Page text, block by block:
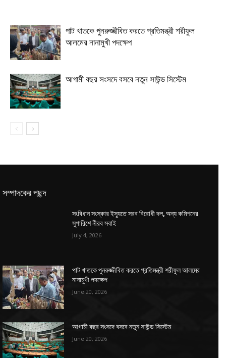
পাট খাতকে পুনরুজ্জীবিত করতে প্রতিমন্ত্রী শরীফুল
আলমের নানামুখী পদক্ষেপ
আগামী বছর সংসদে বসবে নতুন সাউন্ড সিস্টেম
সম্পাদকের পছন্দ
সংবিধান সংস্কার ইস্যুতে সরব বিরোধী দল, অন্য কমিশনের
সুপারিশে নীরব সবাই
July 4, 2026
পাট খাতকে পুনরুজ্জীবিত করতে প্রতিমন্ত্রী শরীফুল আলমের
নানামুখী পদক্ষেপ
June 20, 2026
আগামী বছর সংসদে বসবে নতুন সাউন্ড সিস্টেম
June 20, 2026